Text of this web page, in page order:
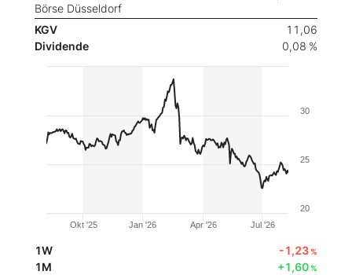
Börse Düsseldorf
KGV
11,06
Dividende
0,08 %
Okt '25 Jan '26 Apr '26 Jul '26
20
25
30
1W -1,23%
1M +1,60%